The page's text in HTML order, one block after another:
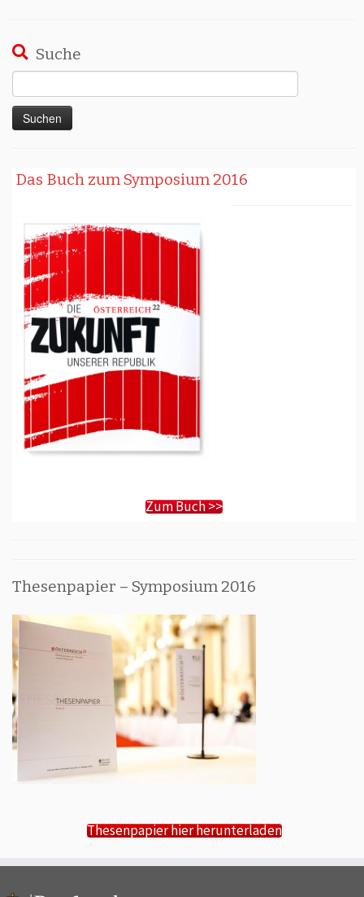
Suche
nach:
Das Buch zum Symposium 2016
Zum Buch >>
Thesenpapier – Symposium 2016
Thesenpapier hier herunterladen